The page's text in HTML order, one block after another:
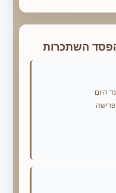
השתכרות
היום